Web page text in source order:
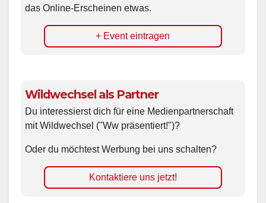
das Online-Erscheinen etwas.
+ Event eintragen
Wildwechsel als Partner
Du interessierst dich für eine Medienpartnerschaft
mit Wildwechsel ("Ww präsentiert!")?
Oder du möchtest Werbung bei uns schalten?
Kontaktiere uns jetzt!